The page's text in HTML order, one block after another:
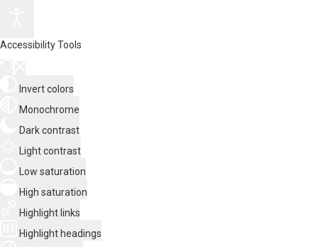
Accessibility Tools
Invert colors
Monochrome
Dark contrast
Light contrast
Low saturation
High saturation
Highlight links
Highlight headings